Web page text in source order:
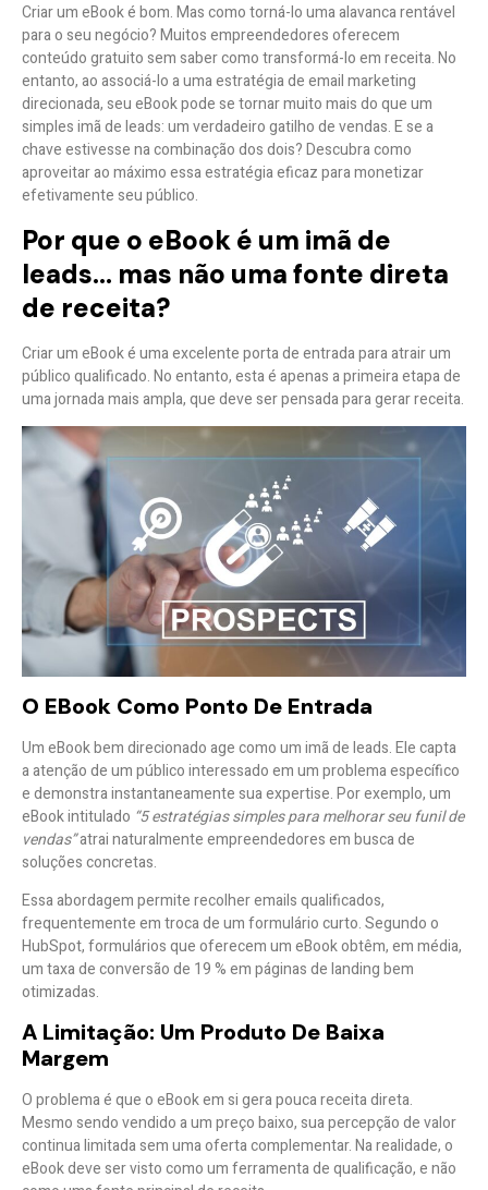
Criar um eBook é bom. Mas como torná-lo uma alavanca rentável
para o seu negócio? Muitos empreendedores oferecem
conteúdo gratuito sem saber como transformá-lo em receita. No
entanto, ao associá-lo a uma estratégia de email marketing
direcionada, seu eBook pode se tornar muito mais do que um
simples imã de leads: um verdadeiro gatilho de vendas. E se a
chave estivesse na combinação dos dois? Descubra como
aproveitar ao máximo essa estratégia eficaz para monetizar
efetivamente seu público.
Por que o eBook é um imã de
leads… mas não uma fonte direta
de receita?
Criar um eBook é uma excelente porta de entrada para atrair um
público qualificado. No entanto, esta é apenas a primeira etapa de
uma jornada mais ampla, que deve ser pensada para gerar receita.
O EBook Como Ponto De Entrada
Um eBook bem direcionado age como umimã de leads. Ele capta
a atenção de um público interessado em um problema específico
e demonstra instantaneamente sua expertise. Por exemplo, um
eBook intitulado “5 estratégias simples para melhorar seu funil de
vendas”atrai naturalmente empreendedores em busca de
soluções concretas.
Essa abordagem permite recolher emails qualificados,
frequentemente em troca de um formulário curto. Segundo o
HubSpot, formulários que oferecem um eBook obtêm, em média,
umtaxa de conversão de 19 %em páginas de landing bem
otimizadas.
A Limitação: Um Produto De Baixa
Margem
O problema é que o eBook em si gera pouca receita direta.
Mesmo sendo vendido a um preço baixo, suapercepção de valor
continua limitadasem uma oferta complementar. Na realidade, o
eBook deve ser visto como umferramenta de qualificação, e não